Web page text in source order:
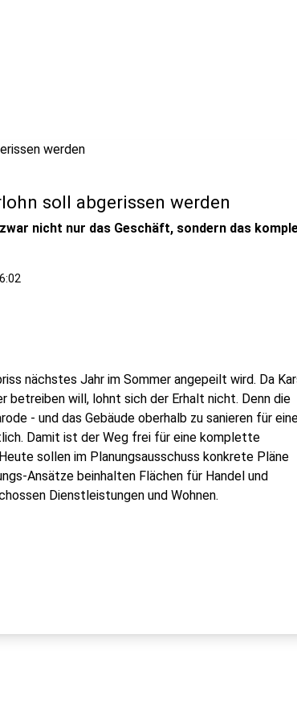
soll abgerissen werden
nicht nur das Geschäft, sondern das
nächstes Jahr im Sommer angepeilt wird. Da
betreiben will, lohnt sich der Erhalt nicht. Denn die
- und das Gebäude oberhalb zu sanieren für
Damit ist der Weg frei für eine komplette
sollen im Planungsausschuss konkrete Pläne
Ansätze beinhalten Flächen für Handel und
Dienstleistungen und Wohnen.